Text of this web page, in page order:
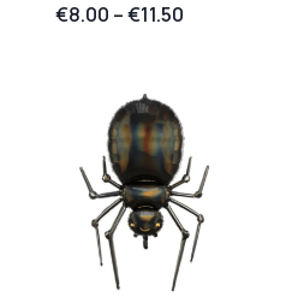
€8.00 –€11.50